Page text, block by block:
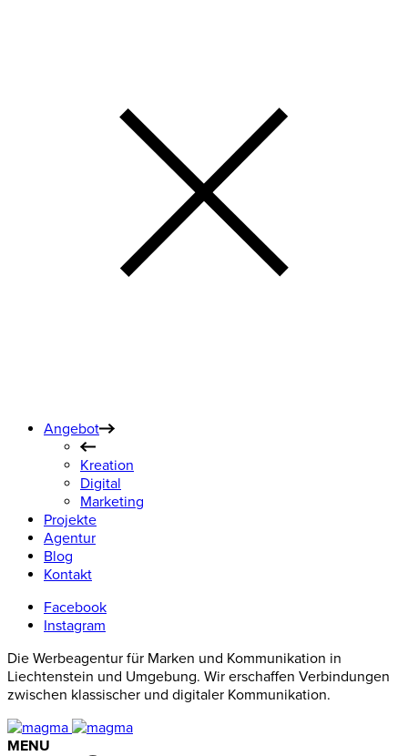
Angebot
Kreation
Digital
Marketing
Projekte
Agentur
Blog
Kontakt
Facebook
Instagram
Die Werbeagentur für Marken und Kommunikation in
Liechtenstein und Umgebung. Wir erschaffen Verbindungen
zwischen klassischer und digitaler Kommunikation.
MENU